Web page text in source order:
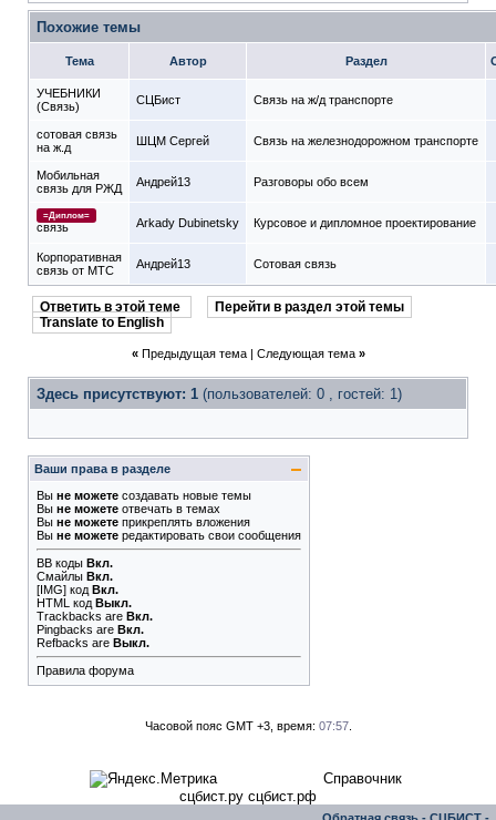
Похожие темы
Тема Автор Раздел
УЧЕБНИКИ
(Связь)
СЦБист Связь на ж/д транспорте
сотовая связь
на ж.д
ШЦМ Сергей Связь на железнодорожном транспорте
Мобильная
связь для РЖД
Андрей13 Разговоры обо всем
=Диплом=
связь Arkady Dubinetsky Курсовое и дипломное проектирование
Корпоративная
связь от МТС
Андрей13 Сотовая связь
Ответить в этой теме
Перейти в раздел этой темы
Translate to English
« Предыдущая тема| Следующая тема »
Здесь присутствуют: 1 (пользователей: 0 , гостей: 1)
Ваши права в разделе
Вы не можете создавать новые темы
Вы не можете отвечать в темах
Вы не можете прикреплять вложения
Вы не можете редактировать свои сообщения
BB коды Вкл.
Смайлы Вкл.
[IMG] код Вкл.
HTML код Выкл.
Trackbacks are Вкл.
Pingbacks are Вкл.
Refbacks are Выкл.
Правила форума
Часовой пояс GMT +3, время: 07:57.
Справочник
сцбист.ру сцбист.рф